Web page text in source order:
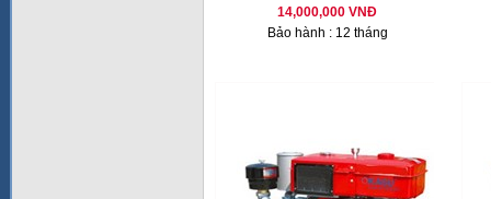
14,000,000 VNĐ
Bảo hành : 12 tháng